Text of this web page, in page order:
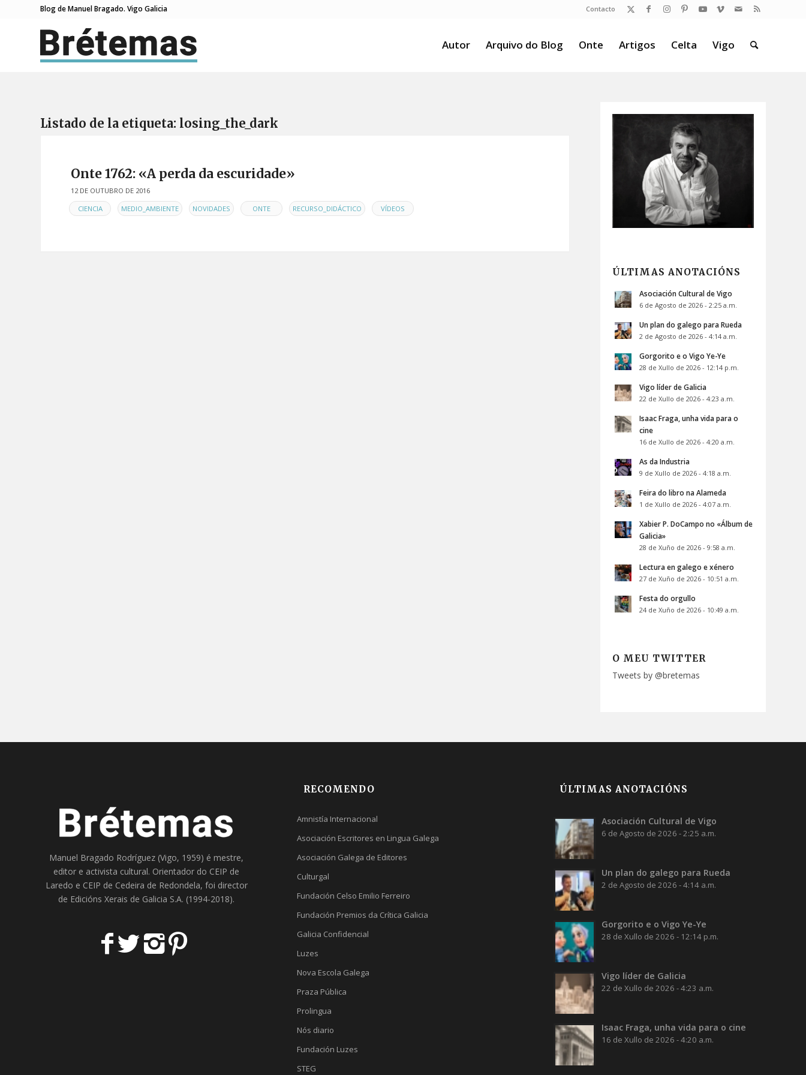
Contacto
Blog de Manuel Bragado. Vigo Galicia
Autor Arquivo do Blog Onte Artigos Celta Vigo
Listado de la etiqueta: losing_the_dark
Onte 1762: «A perda da escuridade»
12 DE OUTUBRO DE 2016
EN
CIENCIA MEDIO_AMBIENTE NOVIDADES ONTE RECURSO_DIDÁCTICO VÍDEOS
ÚLTIMAS ANOTACIÓNS
Asociación Cultural de Vigo
6 de Agosto de 2026 - 2:25 a.m.
Un plan do galego para Rueda
2 de Agosto de 2026 - 4:14 a.m.
Gorgorito e o Vigo Ye-Ye
28 de Xullo de 2026 - 12:14 p.m.
Vigo líder de Galicia
22 de Xullo de 2026 - 4:23 a.m.
Isaac Fraga, unha vida para o
cine
16 de Xullo de 2026 - 4:20 a.m.
As da Industria
9 de Xullo de 2026 - 4:18 a.m.
Feira do libro na Alameda
1 de Xullo de 2026 - 4:07 a.m.
Xabier P. DoCampo no «Álbum de
Galicia»
28 de Xuño de 2026 - 9:58 a.m.
Lectura en galego e xénero
27 de Xuño de 2026 - 10:51 a.m.
Festa do orgullo
24 de Xuño de 2026 - 10:49 a.m.
O MEU TWITTER
Tweets by @bretemas
Manuel Bragado Rodríguez (Vigo, 1959) é mestre,
editor e activista cultural. Orientador do CEIP de
Laredo e CEIP de Cedeira de Redondela, foi director
de Edicións Xerais de Galicia S.A. (1994-2018).
RECOMENDO
Amnistía Internacional
Asociación Escritores en Lingua Galega
Asociación Galega de Editores
Culturgal
Fundación Celso Emilio Ferreiro
Fundación Premios da Crítica Galicia
Galicia Confidencial
Luzes
Nova Escola Galega
Praza Pública
Prolingua
Nós diario
Fundación Luzes
STEG
ÚLTIMAS ANOTACIÓNS
Asociación Cultural de Vigo
6 de Agosto de 2026 - 2:25 a.m.
Un plan do galego para Rueda
2 de Agosto de 2026 - 4:14 a.m.
Gorgorito e o Vigo Ye-Ye
28 de Xullo de 2026 - 12:14 p.m.
Vigo líder de Galicia
22 de Xullo de 2026 - 4:23 a.m.
Isaac Fraga, unha vida para o cine
16 de Xullo de 2026 - 4:20 a.m.